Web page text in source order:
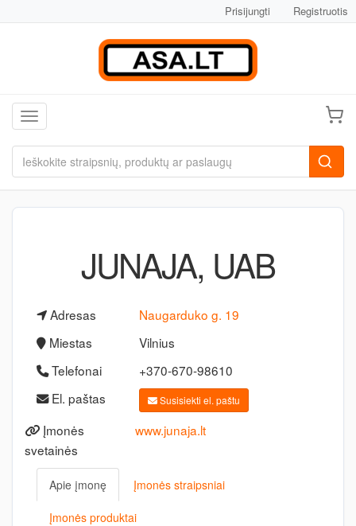
Prisijungti Registruotis
Toggle navigation
JUNAJA, UAB
Adresas
Naugarduko g. 19
Miestas
Vilnius
Telefonai
+370-670-98610
El. paštas
Susisiekti el. paštu
Įmonės
svetainės
www.junaja.lt
Apie įmonę Įmonės straipsniai
Įmonės produktai